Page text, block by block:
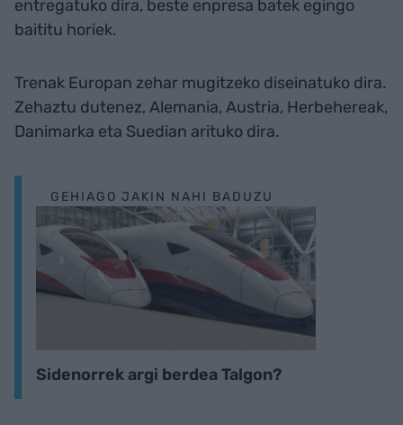
entregatuko dira, beste enpresa batek egingo
baititu horiek.
Trenak Europan zehar mugitzeko diseinatuko dira.
Zehaztu dutenez, Alemania, Austria, Herbehereak,
Danimarka eta Suedian arituko dira.
GEHIAGO JAKIN NAHI BADUZU
Sidenorrek argi berdea Talgon?